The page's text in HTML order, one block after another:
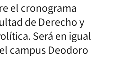
el cronograma
de Derecho y
Será en igual
campus Deodoro